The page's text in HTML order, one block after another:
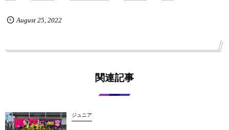
August 25 2022
関連記事
ジュニア